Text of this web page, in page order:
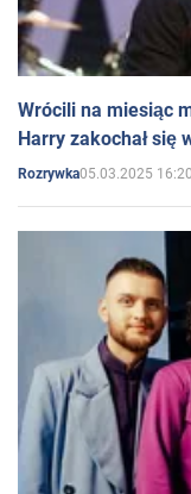
Wrócili na miesiąc
Harry zakochał się
Rozrywka05.03.2025 16:20